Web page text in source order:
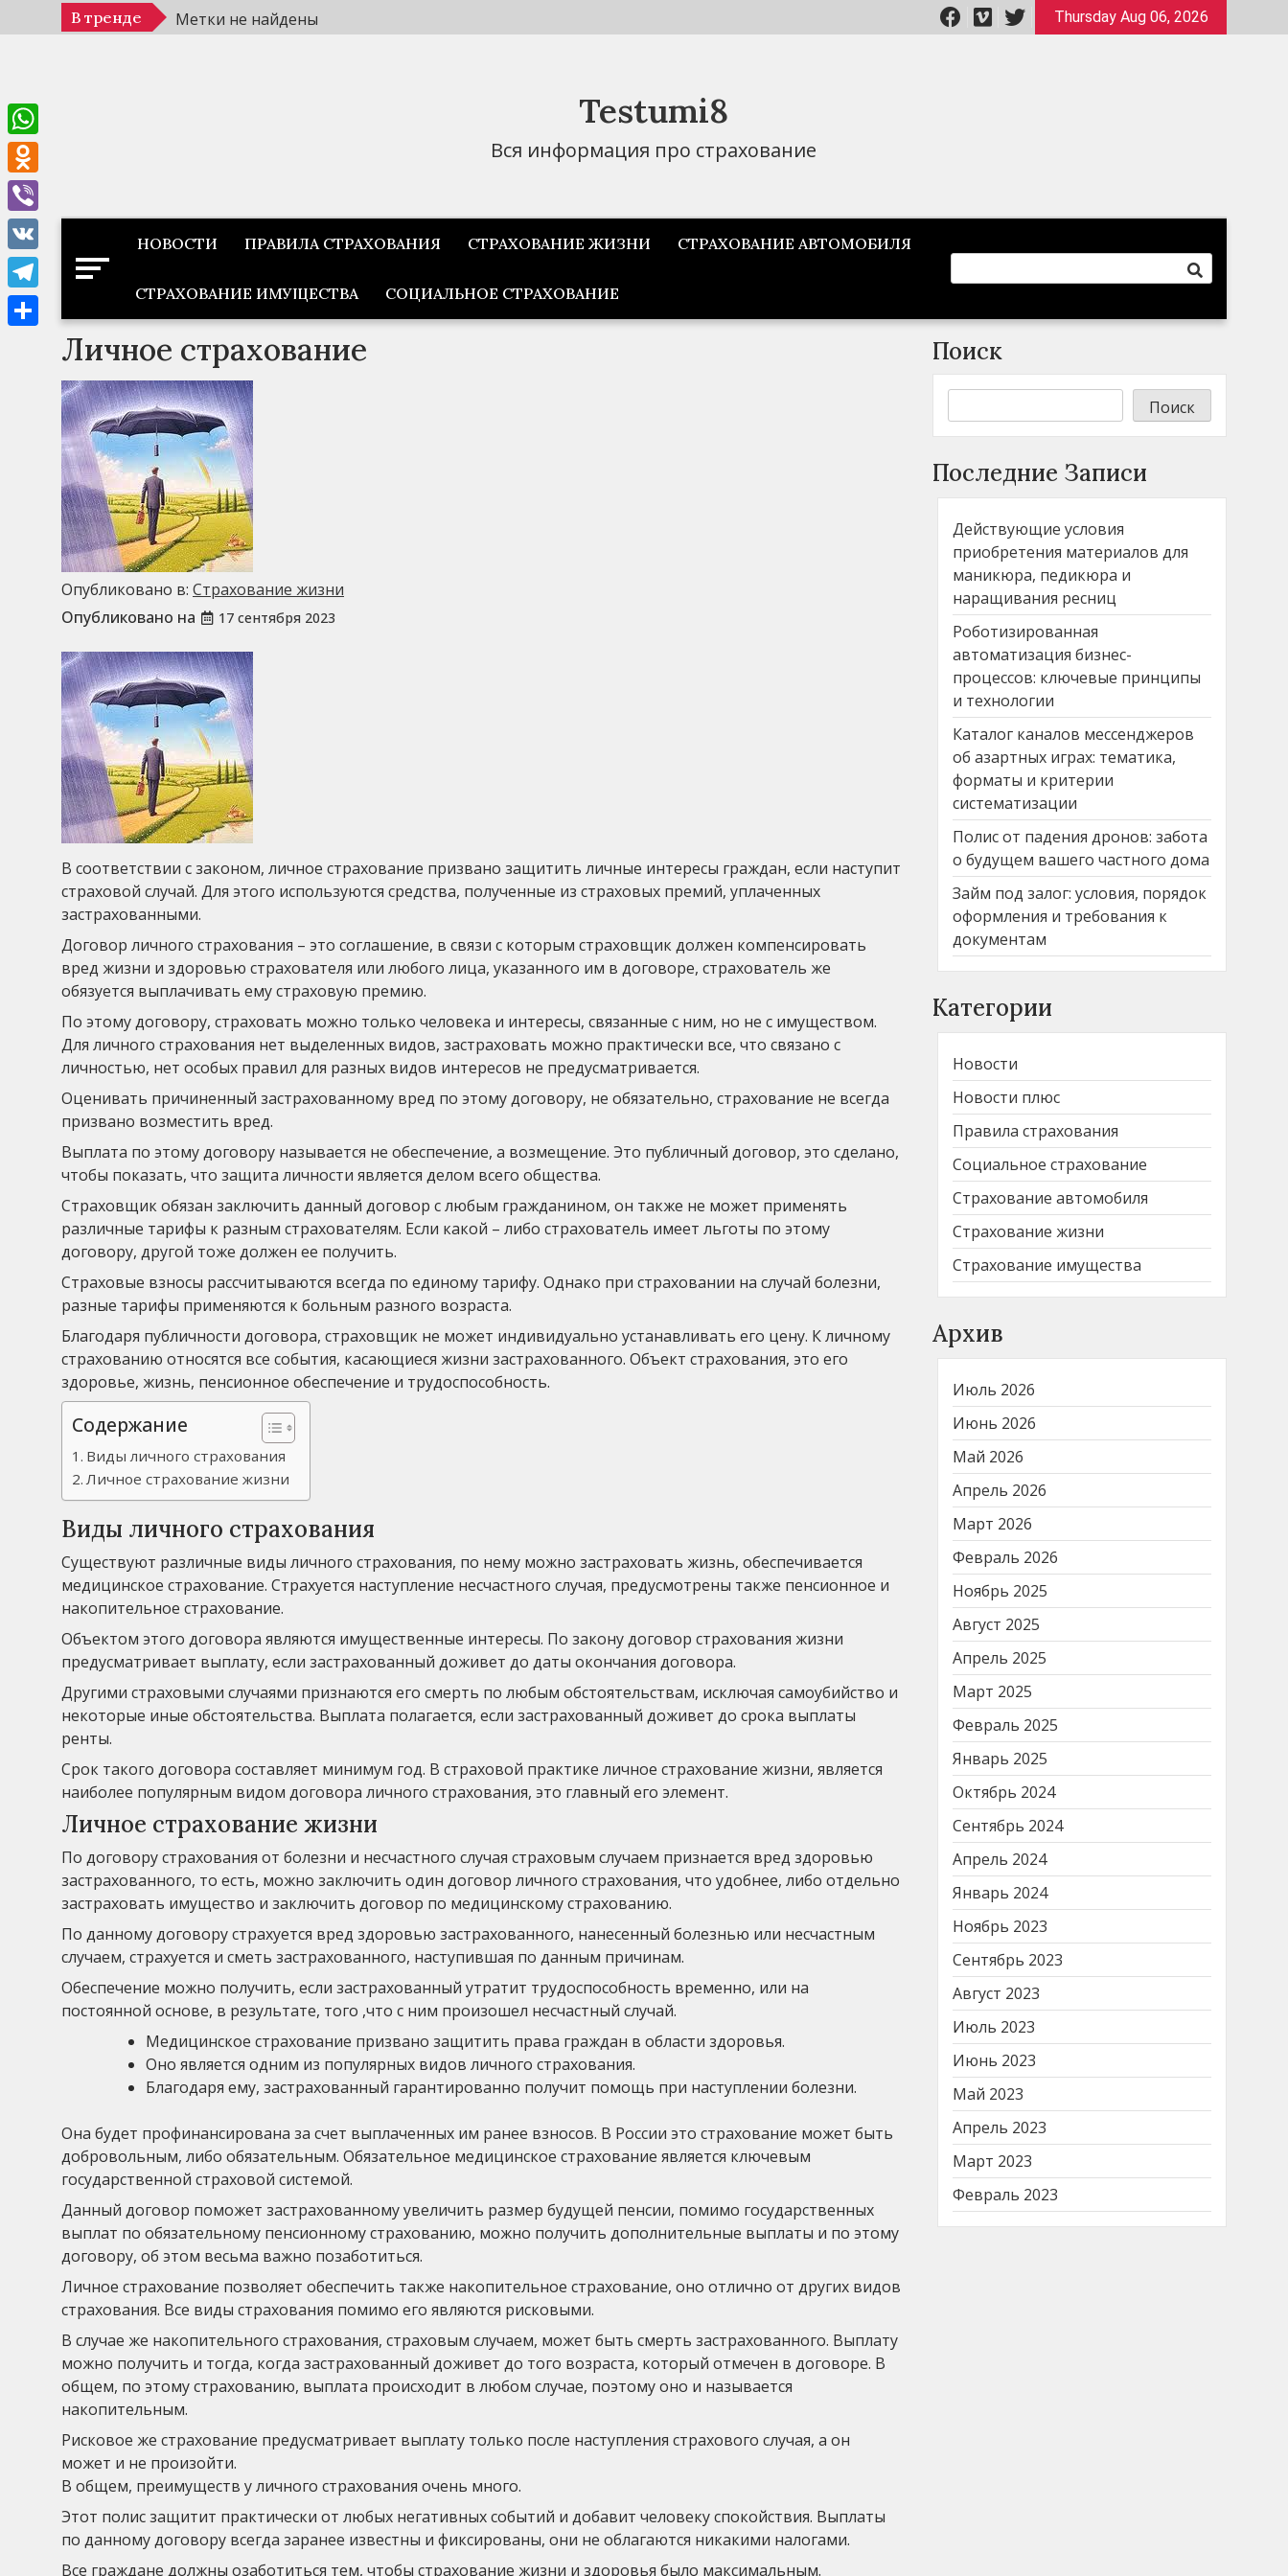
к
В тренде Метки не найдены Thursday Aug 06, 2026
Testumi8
Вся информация про страхование
НОВОСТИ ПРАВИЛА СТРАХОВАНИЯ СТРАХОВАНИЕ ЖИЗНИ СТРАХОВАНИЕ АВТОМОБИЛЯ
СТРАХОВАНИЕ ИМУЩЕСТВА СОЦИАЛЬНОЕ СТРАХОВАНИЕ
Личное страхование
Опубликовано в: Страхование жизни
Опубликовано на
17 сентября 2023
В соответствии с законом, личное страхование призвано защитить личные интересы граждан, если наступит
страховой случай. Для этого используются средства, полученные из страховых премий, уплаченных
застрахованными.
Договор личного страхования – это соглашение, в связи с которым страховщик должен компенсировать
вред жизни и здоровью страхователя или любого лица, указанного им в договоре, страхователь же
обязуется выплачивать ему страховую премию.
По этому договору, страховать можно только человека и интересы, связанные с ним, но не с имуществом.
Для личного страхования нет выделенных видов, застраховать можно практически все, что связано с
личностью, нет особых правил для разных видов интересов не предусматривается.
Оценивать причиненный застрахованному вред по этому договору, не обязательно, страхование не всегда
призвано возместить вред.
Выплата по этому договору называется не обеспечение, а возмещение. Это публичный договор, это сделано,
чтобы показать, что защита личности является делом всего общества.
Страховщик обязан заключить данный договор с любым гражданином, он также не может применять
различные тарифы к разным страхователям. Если какой – либо страхователь имеет льготы по этому
договору, другой тоже должен ее получить.
Страховые взносы рассчитываются всегда по единому тарифу. Однако при страховании на случай болезни,
разные тарифы применяются к больным разного возраста.
Благодаря публичности договора, страховщик не может индивидуально устанавливать его цену. К личному
страхованию относятся все события, касающиеся жизни застрахованного. Объект страхования, это его
здоровье, жизнь, пенсионное обеспечение и трудоспособность.
Содержание
Виды личного страхования
Личное страхование жизни
Виды личного страхования
Существуют различные виды личного страхования, по нему можно застраховать жизнь, обеспечивается
медицинское страхование. Страхуется наступление несчастного случая, предусмотрены также пенсионное и
накопительное страхование.
Объектом этого договора являются имущественные интересы. По закону договор страхования жизни
предусматривает выплату, если застрахованный доживет до даты окончания договора.
Другими страховыми случаями признаются его смерть по любым обстоятельствам, исключая самоубийство и
некоторые иные обстоятельства. Выплата полагается, если застрахованный доживет до срока выплаты
ренты.
Срок такого договора составляет минимум год. В страховой практике личное страхование жизни, является
наиболее популярным видом договора личного страхования, это главный его элемент.
Личное страхование жизни
По договору страхования от болезни и несчастного случая страховым случаем признается вред здоровью
застрахованного, то есть, можно заключить один договор личного страхования, что удобнее, либо отдельно
застраховать имущество и заключить договор по медицинскому страхованию.
По данному договору страхуется вред здоровью застрахованного, нанесенный болезнью или несчастным
случаем, страхуется и сметь застрахованного, наступившая по данным причинам.
Обеспечение можно получить, если застрахованный утратит трудоспособность временно, или на
постоянной основе, в результате, того ,что с ним произошел несчастный случай.
Медицинское страхование призвано защитить права граждан в области здоровья.
Оно является одним из популярных видов личного страхования.
Благодаря ему, застрахованный гарантированно получит помощь при наступлении болезни.
Она будет профинансирована за счет выплаченных им ранее взносов. В России это страхование может быть
добровольным, либо обязательным. Обязательное медицинское страхование является ключевым
государственной страховой системой.
Данный договор поможет застрахованному увеличить размер будущей пенсии, помимо государственных
выплат по обязательному пенсионному страхованию, можно получить дополнительные выплаты и по этому
договору, об этом весьма важно позаботиться.
Личное страхование позволяет обеспечить также накопительное страхование, оно отлично от других видов
страхования. Все виды страхования помимо его являются рисковыми.
В случае же накопительного страхования, страховым случаем, может быть смерть застрахованного. Выплату
можно получить и тогда, когда застрахованный доживет до того возраста, который отмечен в договоре. В
общем, по этому страхованию, выплата происходит в любом случае, поэтому оно и называется
накопительным.
Рисковое же страхование предусматривает выплату только после наступления страхового случая, а он
может и не произойти.
В общем, преимуществ у личного страхования очень много.
Этот полис защитит практически от любых негативных событий и добавит человеку спокойствия. Выплаты
по данному договору всегда заранее известны и фиксированы, они не облагаются никакими налогами.
Все граждане должны озаботиться тем, чтобы страхование жизни и здоровья было максимальным.
Поиск
Поиск
Последние Записи
Действующие условия
приобретения материалов для
маникюра, педикюра и
наращивания ресниц
Роботизированная
автоматизация бизнес-
процессов: ключевые принципы
и технологии
Каталог каналов мессенджеров
об азартных играх: тематика,
форматы и критерии
систематизации
Полис от падения дронов: забота
о будущем вашего частного дома
Займ под залог: условия, порядок
оформления и требования к
документам
Категории
Новости
Новости плюс
Правила страхования
Социальное страхование
Страхование автомобиля
Страхование жизни
Страхование имущества
Архив
Июль 2026
Июнь 2026
Май 2026
Апрель 2026
Март 2026
Февраль 2026
Ноябрь 2025
Август 2025
Апрель 2025
Март 2025
Февраль 2025
Январь 2025
Октябрь 2024
Сентябрь 2024
Апрель 2024
Январь 2024
Ноябрь 2023
Сентябрь 2023
Август 2023
Июль 2023
Июнь 2023
Май 2023
Апрель 2023
Март 2023
Февраль 2023
WhatsApp
Odnoklassniki
Viber
VK
Telegram
Отправить